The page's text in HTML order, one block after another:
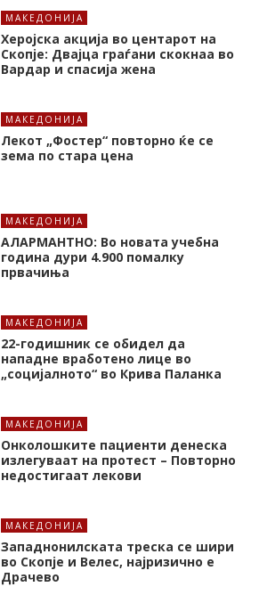
МАКЕДОНИЈА
Херојска акција во центарот на
Скопје: Двајца граѓани скокнаа во
Вардар и спасија жена
МАКЕДОНИЈА
Лекот „Фостер“ повторно ќе се
зема по стара цена
МАКЕДОНИЈА
АЛАРМАНТНО: Во новата учебна
година дури 4.900 помалку
првачиња
МАКЕДОНИЈА
22-годишник се обидел да
нападне вработено лице во
„социјалното“ во Крива Паланка
МАКЕДОНИЈА
Онколошките пациенти денеска
излегуваат на протест – Повторно
недостигаат лекови
МАКЕДОНИЈА
Западнонилската треска се шири
во Скопје и Велес, најризично е
Драчево